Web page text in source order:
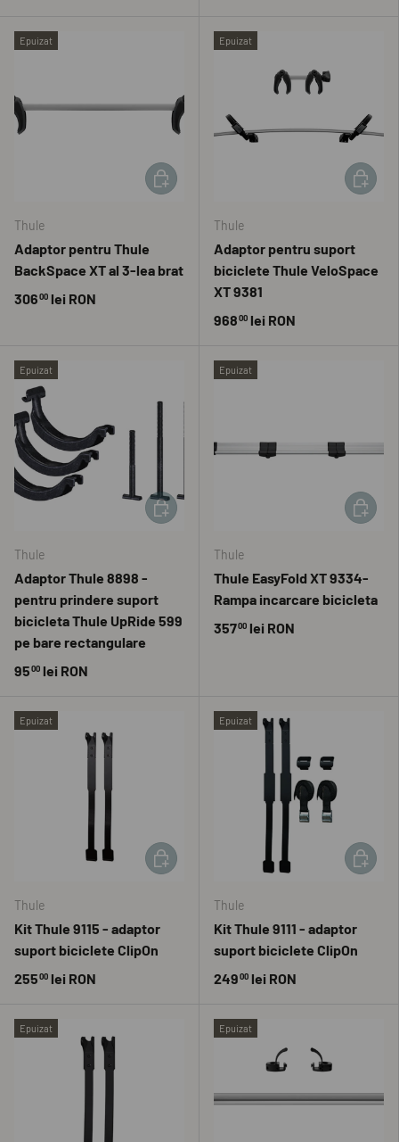
Epuizat
Thule
Adaptor pentru Thule
BackSpace XT al 3-lea brat
30600 lei RON
ADAUGĂ ÎN COȘ
Epuizat
Thule
Adaptor pentru suport
biciclete Thule VeloSpace
XT 9381
96800 lei RON
Epuizat
Thule
Adaptor Thule 8898 -
pentru prindere suport
bicicleta Thule UpRide 599
pe bare rectangulare
9500 lei RON
ADAUGĂ ÎN COȘ
Epuizat
Thule
Thule EasyFold XT 9334-
Rampa incarcare bicicleta
35700 lei RON
Epuizat
Thule
Kit Thule 9115 - adaptor
suport biciclete ClipOn
25500 lei RON
ADAUGĂ ÎN COȘ
Epuizat
Thule
Kit Thule 9111 - adaptor
suport biciclete ClipOn
24900 lei RON
Epuizat Epuizat